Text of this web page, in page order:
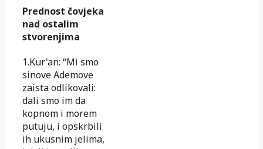
Prednost čovjeka
nad ostalim
stvorenjima
1.Kur'an: “Mi smo
sinove Ademove
zaista odlikovali:
dali smo im da
kopnom i morem
putuju, i opskrbili
ih ukusnim jelima,